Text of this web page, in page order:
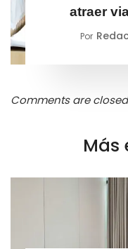
atraer
Por
Comments are
Más